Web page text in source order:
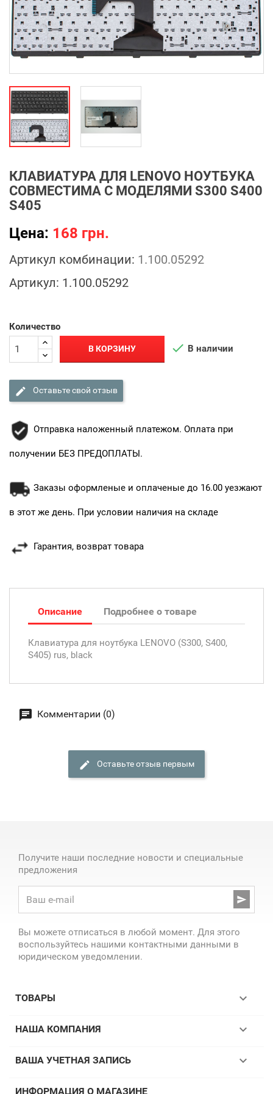
КЛАВИАТУРА ДЛЯ LENOVO НОУТБУКА
СОВМЕСТИМА С МОДЕЛЯМИ S300 S400
S405
Цена: 168 грн.
Артикул комбинации: 1.100.05292
Артикул: 1.100.05292
Количество
В КОРЗИНУ  В наличии
Оставьте свой отзыв
Отправка наложенный платежом. Оплата при
получении БЕЗ ПРЕДОПЛАТЫ.
Заказы оформленые и оплаченые до 16.00 уезжают
в этот же день. При условии наличия на складе
Гарантия, возврат товара
Описание Подробнее о товаре
Клавиатура для ноутбука LENOVO (S300, S400,
S405) rus, black
Комментарии (0)
Оставьте отзыв первым
Получите наши последние новости и специальные
предложения

Вы можете отписаться в любой момент. Для этого
воспользуйтесь нашими контактными данными в
юридическом уведомлении.
ТОВАРЫ 
НАША КОМПАНИЯ 
ВАША УЧЕТНАЯ ЗАПИСЬ 
ИНФОРМАЦИЯ О МАГАЗИНЕ